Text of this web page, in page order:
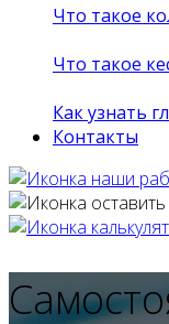
Что такое
Что такое
Как узнать
Контакты